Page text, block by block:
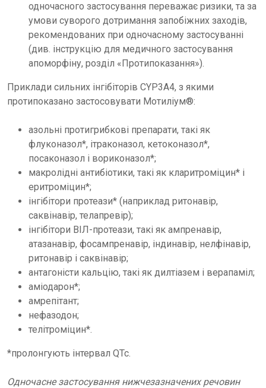
одночасного застосування переважає ризики, та за
умови суворого дотримання запобіжних заходів,
рекомендованих при одночасному застосуванні
(див. інструкцію для медичного застосування
апоморфіну, розділ «Протипоказання»).
Приклади сильних інгібіторів CYP3A4, з якими
протипоказано застосовувати Мотиліум®:
азольні протигрибкові препарати, такі як
флуконазол*, ітраконазол, кетоконазол*,
посаконазол і вориконазол*;
макролідні антибіотики, такі як кларитроміцин* і
еритроміцин*;
інгібітори протеази* (наприклад ритонавір,
саквінавір, телапревір);
інгібітори ВІЛ-протеази, такі як ампренавір,
атазанавір, фосампренавір, індинавір, нелфінавір,
ритонавір і саквінавір;
антагоністи кальцію, такі як дилтіазем і верапаміл;
аміодарон*;
амрепітант;
нефазодон;
телітроміцин*.
*пролонгують інтервал QTc.
Одночасне застосування нижчезазначених речовин